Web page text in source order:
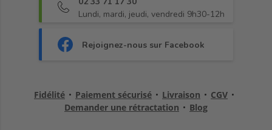
Lundi, mardi, jeudi, vendredi 9h30-12h
Rejoignez-nous sur Facebook
Fidélité • Paiement sécurisé • Livraison • CGV •
Demander une rétractation • Blog